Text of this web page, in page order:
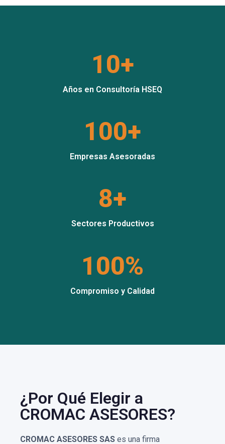
10+
Años en Consultoría HSEQ
100+
Empresas Asesoradas
8+
Sectores Productivos
100%
Compromiso y Calidad
¿Por Qué Elegir a
CROMAC ASESORES?
CROMAC ASESORES SAS es una firma